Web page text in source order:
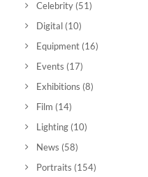
Celebrity (51)
Digital (10)
Equipment (16)
Events (17)
Exhibitions (8)
Film (14)
Lighting (10)
News (58)
Portraits (154)